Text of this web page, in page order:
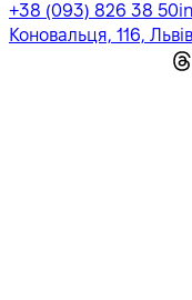
+38 (093) 826 38 50
Коновальця, 116,